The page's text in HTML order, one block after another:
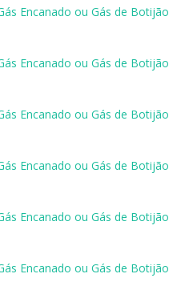
Encanado ou Gás de Botijão
Encanado ou Gás de Botijão
Encanado ou Gás de Botijão
Encanado ou Gás de Botijão
Encanado ou Gás de Botijão
Encanado ou Gás de Botijão